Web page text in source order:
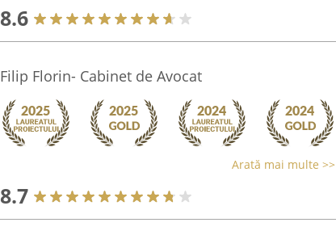
8.6
Filip Florin- Cabinet de Avocat
Arată mai multe >>
8.7